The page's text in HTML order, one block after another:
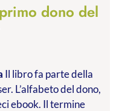
dono del
Il libro fa parte della
L’alfabeto del dono,
ebook. Il termine